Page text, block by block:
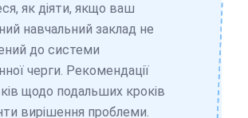
як діяти, якщо ваш
навчальний заклад не
до системи
черги. Рекомендації
щодо подальших кроків
вирішення проблеми.